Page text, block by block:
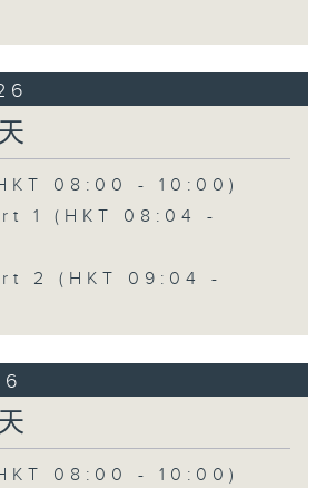
08:00 - 10:00)
1 (HKT 08:04 -
2 (HKT 09:04 -
08:00 - 10:00)